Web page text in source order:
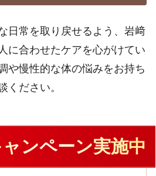
日常を取り戻せるよう、岩﨑
に合わせたケアを心がけてい
や慢性的な体の悩みをお持ち
ください。
ンペーン実施中